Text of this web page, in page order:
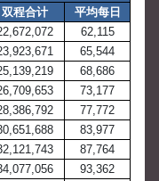
双程合计
平均每日
62,115
65,544
68,686
73,177
77,772
83,977
87,764
93,362